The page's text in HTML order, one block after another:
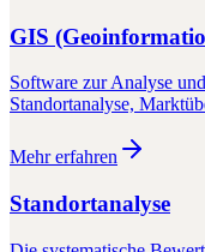
GIS
Software zur Analyse
Standortanalyse,
Mehr erfahren
Standortanalyse